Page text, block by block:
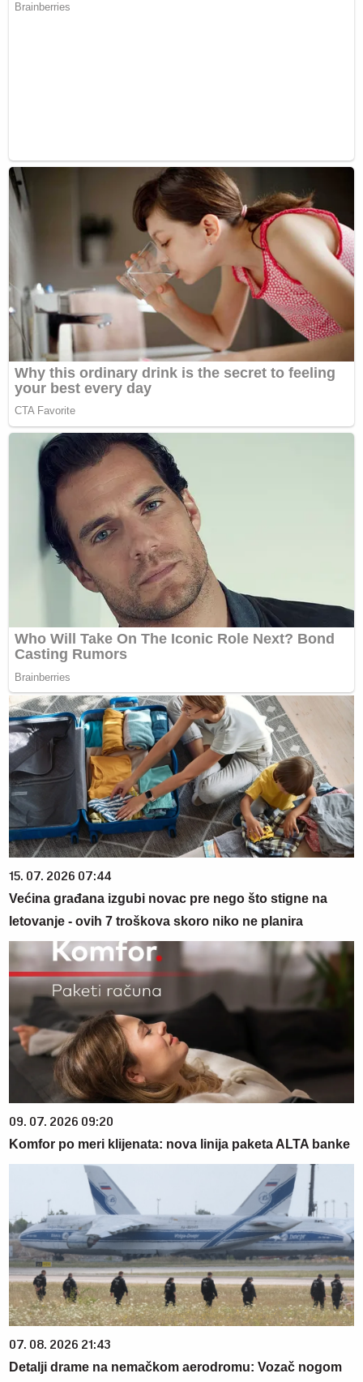
15. 07. 2026 07:44
Većina građana izgubi novac pre nego što stigne na
letovanje - ovih 7 troškova skoro niko ne planira
09. 07. 2026 09:20
Komfor po meri klijenata: nova linija paketa ALTA banke
07. 08. 2026 21:43
Detalji drame na nemačkom aerodromu: Vozač nogom